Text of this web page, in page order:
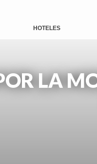
HOTELES
LA